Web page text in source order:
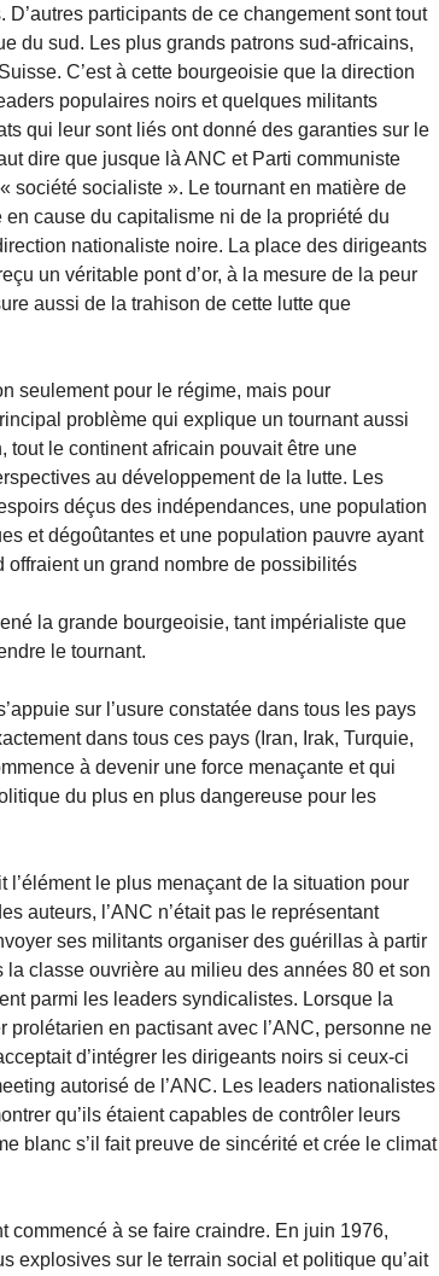
participants de ce changement sont tout
du sud. Les plus grands patrons sud-africains,
C’est à cette bourgeoisie que la direction
populaires noirs et quelques militants
qui leur sont liés ont donné des garanties sur le
dire que jusque là ANC et Parti communiste
société socialiste ». Le tournant en matière de
cause du capitalisme ni de la propriété du
nationaliste noire. La place des dirigeants
un véritable pont d’or, à la mesure de la peur
aussi de la trahison de cette lutte que
seulement pour le régime, mais pour
problème qui explique un tournant aussi
tout le continent africain pouvait être une
au développement de la lutte. Les
déçus des indépendances, une population
et dégoûtantes et une population pauvre ayant
offraient un grand nombre de possibilités
la grande bourgeoisie, tant impérialiste que
le tournant.
sur l’usure constatée dans tous les pays
dans tous ces pays (Iran, Irak, Turquie,
à devenir une force menaçante et qui
du plus en plus dangereuse pour les
l’élément le plus menaçant de la situation pour
auteurs, l’ANC n’était pas le représentant
ses militants organiser des guérillas à partir
classe ouvrière au milieu des années 80 et son
parmi les leaders syndicalistes. Lorsque la
en pactisant avec l’ANC, personne ne
d’intégrer les dirigeants noirs si ceux-ci
autorisé de l’ANC. Les leaders nationalistes
qu’ils étaient capables de contrôler leurs
blanc s’il fait preuve de sincérité et crée le climat
commencé à se faire craindre. En juin 1976,
explosives sur le terrain social et politique qu’ait